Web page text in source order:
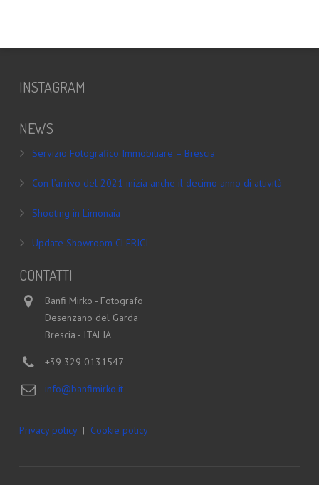
INSTAGRAM
NEWS
Servizio Fotografico Immobiliare – Brescia
Con l’arrivo del 2021 inizia anche il decimo anno di attività
Shooting in Limonaia
Update Showroom CLERICI
CONTATTI
Banfi Mirko - Fotografo
Desenzano del Garda
Brescia - ITALIA
+39 329 0131547
info@banfimirko.it
Privacy policy| Cookie policy